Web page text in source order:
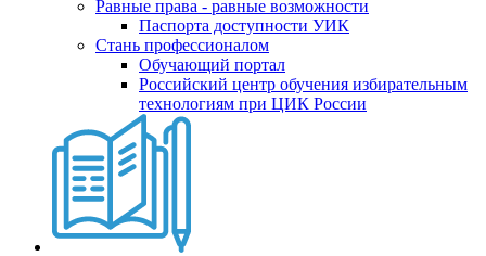
Равные права - равные возможности
Паспорта доступности УИК
Стань профессионалом
Обучающий портал
Российский центр обучения избирательным
технологиям при ЦИК России